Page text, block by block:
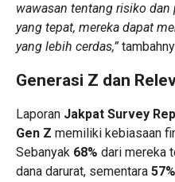
wawasan tentang risiko dan
yang tepat, mereka dapat
yang lebih cerdas,”
Generasi Z dan
Laporan Jakpat Survey
Gen Z memiliki kebiasaan
Sebanyak 68% dari mereka
dana darurat, sementara